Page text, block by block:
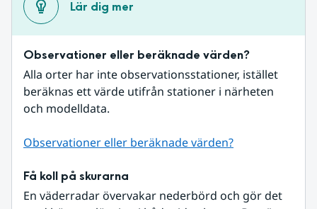
Lär dig mer
Observationer eller beräknade värden?
Alla orter har inte observationsstationer, istället
beräknas ett värde utifrån stationer i närheten
och modelldata.
Observationer eller beräknade värden?
Få koll på skurarna
En väderradar övervakar nederbörd och gör det